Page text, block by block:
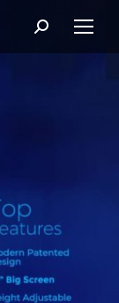
Search: